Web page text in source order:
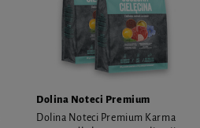
Dolina Noteci Premium
Dolina Noteci Premium Karma